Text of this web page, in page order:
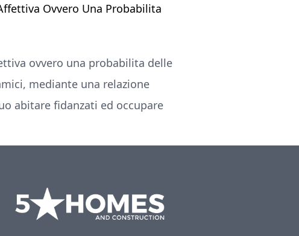
Ovvero Una Probabilita
ovvero una probabilita delle
mediante una relazione
abitare fidanzati ed occupare